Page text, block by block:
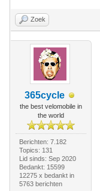
Zoek
365cycle
the best velomobile in
the world
Berichten: 7.182
Topics: 131
Lid sinds: Sep 2020
Bedankt: 15599
12275 x bedankt in
5763 berichten